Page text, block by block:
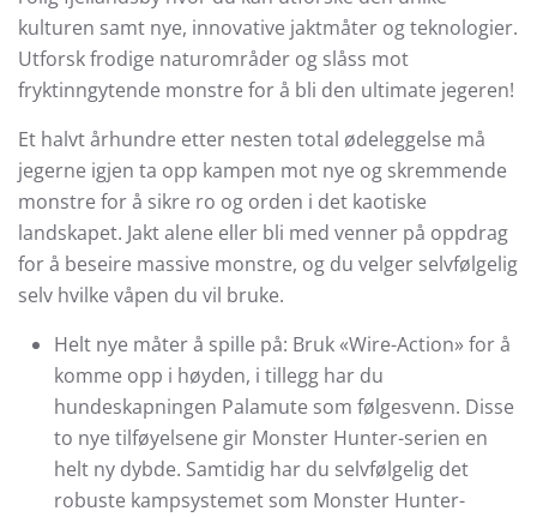
kulturen samt nye, innovative jaktmåter og teknologier.
Utforsk frodige naturområder og slåss mot
fryktinngytende monstre for å bli den ultimate jegeren!
Et halvt århundre etter nesten total ødeleggelse må
jegerne igjen ta opp kampen mot nye og skremmende
monstre for å sikre ro og orden i det kaotiske
landskapet. Jakt alene eller bli med venner på oppdrag
for å beseire massive monstre, og du velger selvfølgelig
selv hvilke våpen du vil bruke.
Helt nye måter å spille på: Bruk «Wire-Action» for å
komme opp i høyden, i tillegg har du
hundeskapningen Palamute som følgesvenn. Disse
to nye tilføyelsene gir Monster Hunter-serien en
helt ny dybde. Samtidig har du selvfølgelig det
robuste kampsystemet som Monster Hunter-